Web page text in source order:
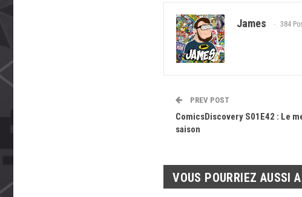
James 384
PREV POST
ComicsDiscovery S01E42 : Le
saison
VOUS POURRIEZ AUSSI